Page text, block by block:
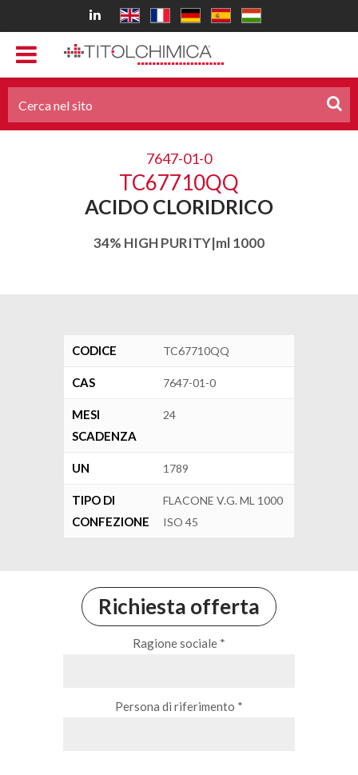
7647-01-0
TC67710QQ
ACIDO CLORIDRICO
34% HIGH PURITY|ml 1000
CODICE TC67710QQ
CAS 7647-01-0
MESI
SCADENZA
24
UN 1789
TIPO DI
CONFEZIONE
FLACONE V.G. ML 1000
ISO 45
Richiesta offerta
Ragione sociale *
Persona di riferimento *